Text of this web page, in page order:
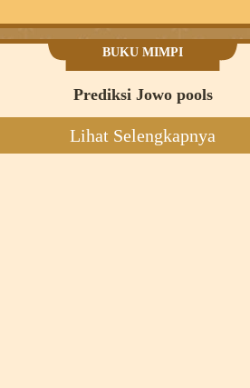
BUKU MIMPI
Prediksi Jowo pools
Lihat Selengkapnya